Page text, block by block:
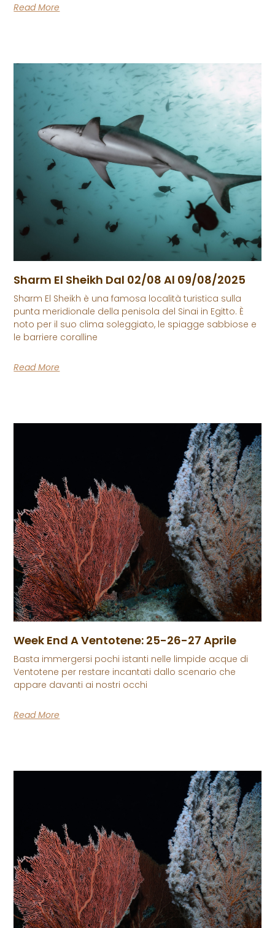
Read More
Sharm El Sheikh Dal 02/08 Al 09/08/2025
Sharm El Sheikh è una famosa località turistica sulla
punta meridionale della penisola del Sinai in Egitto. È
noto per il suo clima soleggiato, le spiagge sabbiose e
le barriere coralline
Read More
Week End A Ventotene: 25-26-27 Aprile
Basta immergersi pochi istanti nelle limpide acque di
Ventotene per restare incantati dallo scenario che
appare davanti ai nostri occhi
Read More